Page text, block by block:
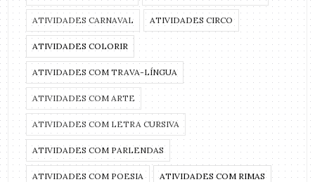
ATIVIDADES CARNAVAL ATIVIDADES CIRCO
ATIVIDADES COLORIR
ATIVIDADES COM TRAVA-LÍNGUA
ATIVIDADES COM ARTE
ATIVIDADES COM LETRA CURSIVA
ATIVIDADES COM PARLENDAS
ATIVIDADES COM POESIA ATIVIDADES COM RIMAS